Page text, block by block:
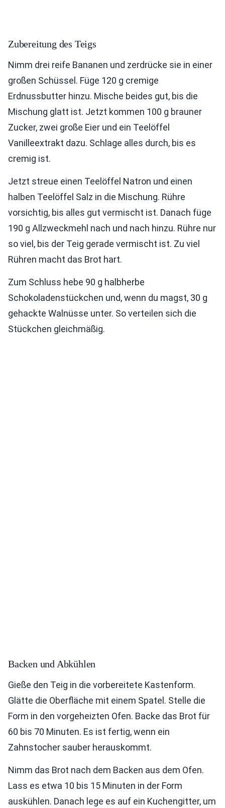
Zubereitung des Teigs
Nimm drei reife Bananen und zerdrücke sie in einer
großen Schüssel. Füge 120 g cremige
Erdnussbutter hinzu. Mische beides gut, bis die
Mischung glatt ist. Jetzt kommen 100 g brauner
Zucker, zwei große Eier und ein Teelöffel
Vanilleextrakt dazu. Schlage alles durch, bis es
cremig ist.
Jetzt streue einen Teelöffel Natron und einen
halben Teelöffel Salz in die Mischung. Rühre
vorsichtig, bis alles gut vermischt ist. Danach füge
190 g Allzweckmehl nach und nach hinzu. Rühre nur
so viel, bis der Teig gerade vermischt ist. Zu viel
Rühren macht das Brot hart.
Zum Schluss hebe 90 g halbherbe
Schokoladenstückchen und, wenn du magst, 30 g
gehackte Walnüsse unter. So verteilen sich die
Stückchen gleichmäßig.
Backen und Abkühlen
Gieße den Teig in die vorbereitete Kastenform.
Glätte die Oberfläche mit einem Spatel. Stelle die
Form in den vorgeheizten Ofen. Backe das Brot für
60 bis 70 Minuten. Es ist fertig, wenn ein
Zahnstocher sauber herauskommt.
Nimm das Brot nach dem Backen aus dem Ofen.
Lass es etwa 10 bis 15 Minuten in der Form
auskühlen. Danach lege es auf ein Kuchengitter, um